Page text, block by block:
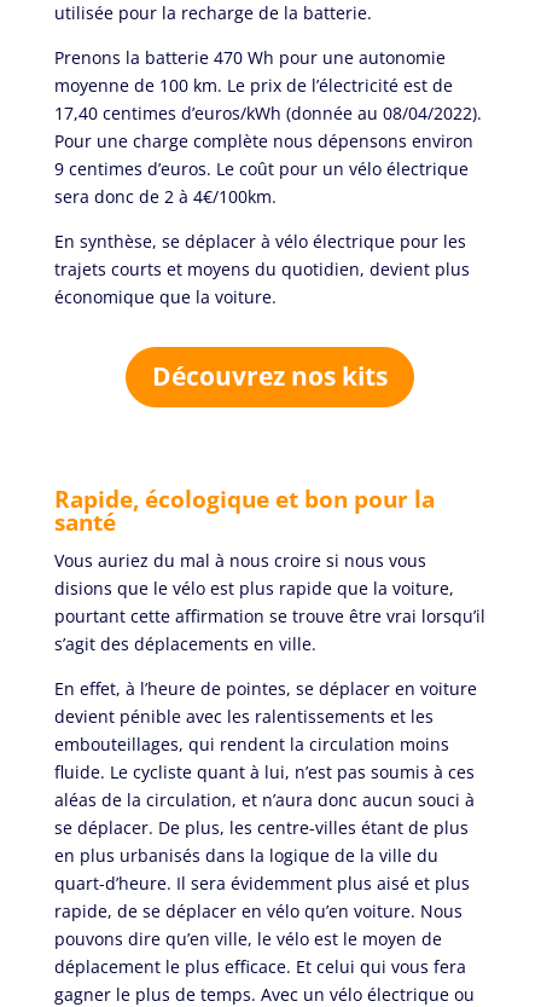
utilisée pour la recharge de la batterie.
Prenons la batterie 470 Wh pour une autonomie
moyenne de 100 km. Le prix de l’électricité est de
17,40 centimes d’euros/kWh (donnée au 08/04/2022).
Pour une charge complète nous dépensons environ
9 centimes d’euros. Le coût pour un vélo électrique
sera donc de 2 à 4€/100km.
En synthèse, se déplacer à vélo électrique pour les
trajets courts et moyens du quotidien, devient plus
économique que la voiture.
Découvrez nos kits
Rapide, écologique et bon pour la
santé
Vous auriez du mal à nous croire si nous vous
disions que le vélo est plus rapide que la voiture,
pourtant cette affirmation se trouve être vrai lorsqu’il
s’agit des déplacements en ville.
En effet, à l’heure de pointes, se déplacer en voiture
devient pénible avec les ralentissements et les
embouteillages, qui rendent la circulation moins
fluide. Le cycliste quant à lui, n’est pas soumis à ces
aléas de la circulation, et n’aura donc aucun souci à
se déplacer. De plus, les centre-villes étant de plus
en plus urbanisés dans la logique de la ville du
quart-d’heure. Il sera évidemment plus aisé et plus
rapide, de se déplacer en vélo qu’en voiture. Nous
pouvons dire qu’en ville, le vélo est le moyen de
déplacement le plus efficace. Et celui qui vous fera
gagner le plus de temps. Avec un vélo électrique ou